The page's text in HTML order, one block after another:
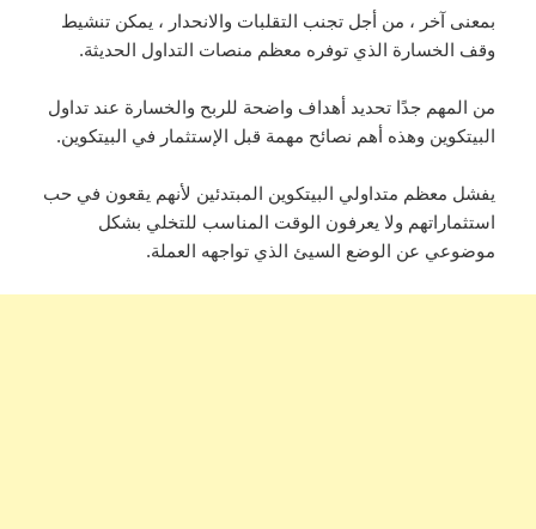
بمعنى آخر ، من أجل تجنب التقلبات والانحدار ، يمكن تنشيط
وقف الخسارة الذي توفره معظم منصات التداول الحديثة.
من المهم جدًا تحديد أهداف واضحة للربح والخسارة عند تداول
البيتكوين وهذه أهم نصائح مهمة قبل الإستثمار في البيتكوين.
يفشل معظم متداولي البيتكوين المبتدئين لأنهم يقعون في حب
استثماراتهم ولا يعرفون الوقت المناسب للتخلي بشكل
موضوعي عن الوضع السيئ الذي تواجهه العملة.